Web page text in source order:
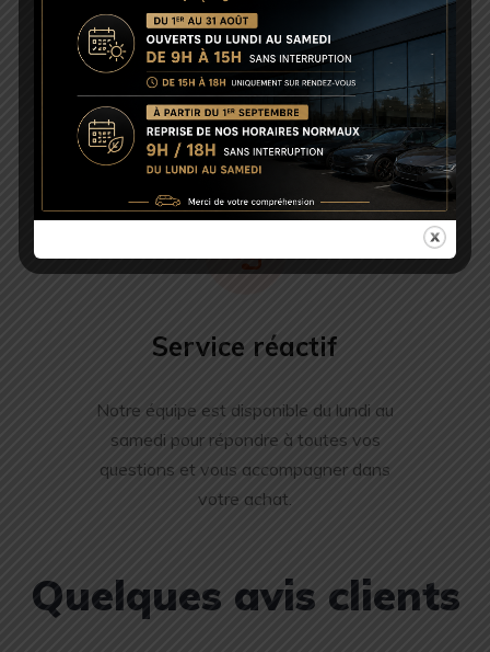
Accompagnement personnalisé
Nous trouvons le véhicule qu’il vous faut, quelle que
soit la marque, sous 48h. Votre satisfaction est notre
priorité.
Service réactif
Notre équipe est disponible du lundi au
samedi pour répondre à toutes vos
questions et vous accompagner dans
votre achat.
Quelques avis clients